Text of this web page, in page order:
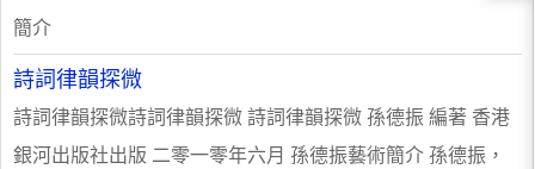
簡介
詩詞律韻探微
詩詞律韻探微詩詞律韻探微 詩詞律韻探微 孫德振 編著 香港
銀河出版社出版 二零一零年六月 孫德振藝術簡介 孫德振，